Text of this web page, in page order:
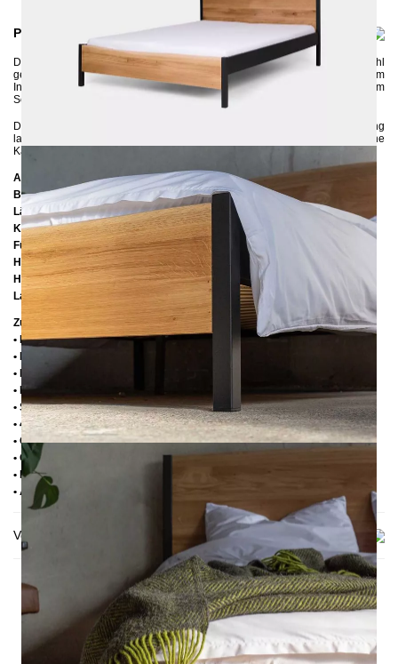
Produktinformationen
Das Bett ARBORwird im Handarbeit aus Eichen-Holz und Stahl
gefertigt, perfekt für alle Holzliebhaber. Das Bett passt ausgezeichnet zum
Industrial-Chic-Ambiente und sorgt für das gewisse Etwas in deinem
Schlafzimmer.
Die Metallelemente werden umweltschonend per Pulverbeschichtung
lackiert und das Eichen-Holz mit Klarlack geschützt. Die naturbelassene
Kante ist ein echter Eyecatcher.
Abmessungen
Breite:185 cm
Länge:208 cm
Kopfteilhöhe:ca. 103 cm
Füßteilhöhe: 40cm
Höhe bis zur Rahmenunterkante:
25 cm
Höhe bis zur Rahmenoberkante:39 cm
Lattenrostabsenkung:
14 cm
Zusätzliche Informationen
• Holz: Eiche lackiert
• Handmade
• Pulverbesichtet
• Fußstopfen aus Kunststoff
• Seitenablagen für Lattenrost 2,8 cm
• 4 cm breite Mitteltraverse
• Ohne Lattenrost
• Ohne Matratze
• Lieferzustand: Zerlegt (in 3 Kartons)
• Andere RAL-Farben auf Anfrage möglich
Versand & Lieferung